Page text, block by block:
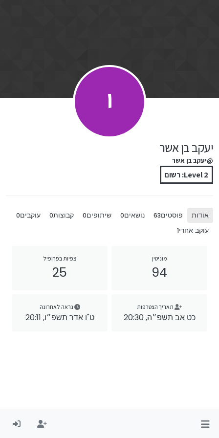
י
יעקב בן אשר
@יעקב בן אשר
Level 2: רשום
אודות פוסטים63 נושאים0 שיתופים0 קבוצות0 עוקבים0
עוקב אחרי1
מוניטין
94
צפיות בפרופיל
25
תאריך הצטרפות
כט אב תשפ״ה, 20:30
נראה לאחרונה
ט"ו אדר תשפ״ו, 20:11